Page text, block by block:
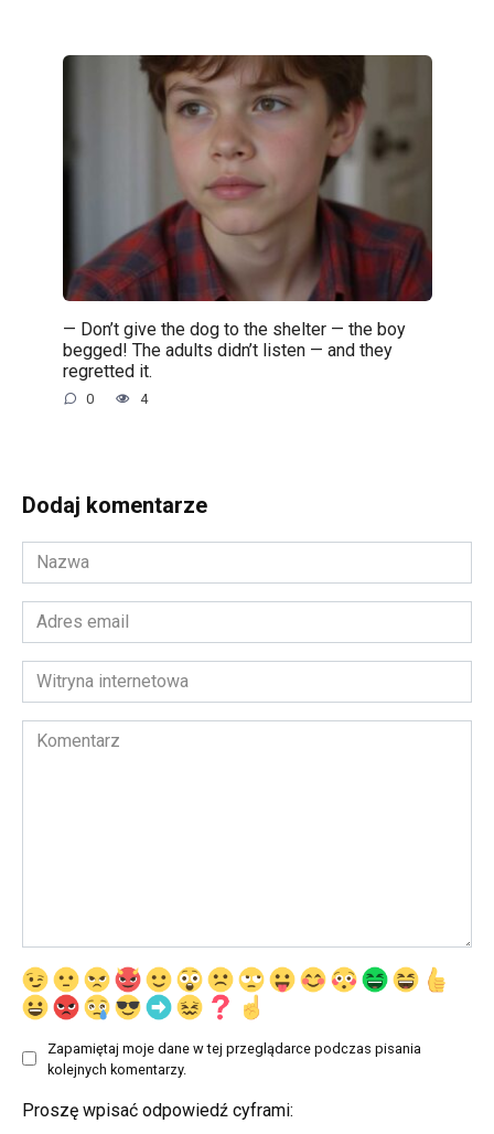
— Don’t give the dog to the shelter — the boy
begged! The adults didn’t listen — and they
regretted it.
0 4
Dodaj komentarze
Nazwa
*
Adres
email
*Witryna
internetowa
Komentarz
Zapamiętaj moje dane w tej przeglądarce podczas pisania
kolejnych komentarzy.
Proszę wpisać odpowiedź cyframi: